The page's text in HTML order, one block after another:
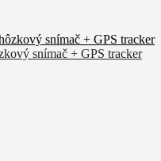
snímač + GPS tracker